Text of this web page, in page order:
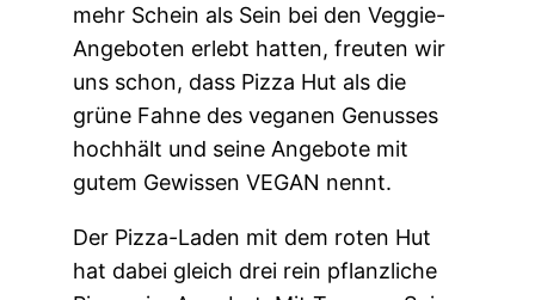
mehr Schein als Sein bei den Veggie-
Angeboten erlebt hatten, freuten wir
uns schon, dass Pizza Hut als die
grüne Fahne des veganen Genusses
hochhält und seine Angebote mit
gutem Gewissen VEGAN nennt.
Der Pizza-Laden mit dem roten Hut
hat dabei gleich drei rein pflanzliche